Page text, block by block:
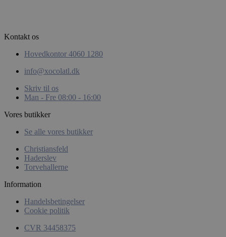
Kontakt os
Hovedkontor 4060 1280
info@xocolatl.dk
Skriv til os
Man - Fre 08:00 - 16:00
Vores butikker
Se alle vores butikker
Christiansfeld
Haderslev
Torvehallerne
Information
Handelsbetingelser
Cookie politik
CVR 34458375
{32}
woocommerce_recently_viewed